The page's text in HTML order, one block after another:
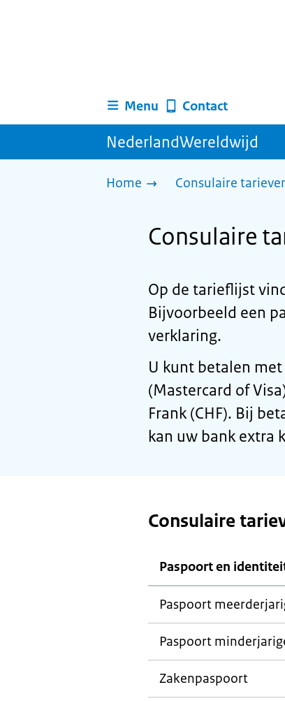
Menu Contact
NederlandWereldwijd
Home Consulaire
Consulaire
Op de tarieflijst
Bijvoorbeeld een
verklaring.
U kunt betalen
(Mastercard of
Frank (CHF). Bij
kan uw bank extra
Consulaire
Paspoort en
Paspoort
Paspoort
Zakenpaspoort